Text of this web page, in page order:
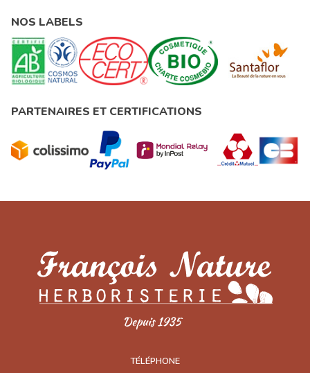
NOS LABELS
PARTENAIRES ET CERTIFICATIONS
TÉLÉPHONE